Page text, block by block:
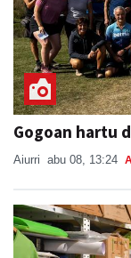
Gogoan hartu
Aiurri abu 08, 13:24